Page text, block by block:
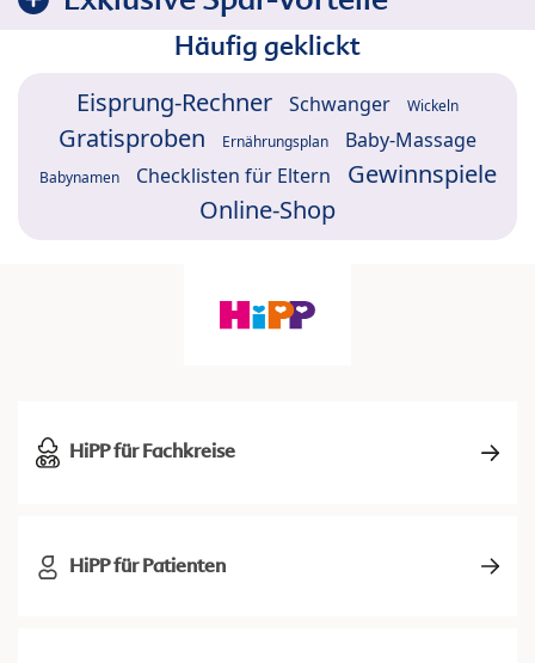
Häufig geklickt
Eisprung-Rechner Schwanger Wickeln
Gratisproben Ernährungsplan Baby-Massage
Babynamen Checklisten für Eltern
Gewinnspiele
Online-Shop
HiPP für Fachkreise
HiPP für Patienten